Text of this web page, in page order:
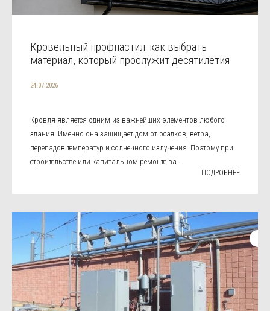
Кровельный профнастил: как выбрать
материал, который прослужит десятилетия
24.07.2026
Кровля является одним из важнейших элементов любого
здания. Именно она защищает дом от осадков, ветра,
перепадов температур и солнечного излучения. Поэтому при
строительстве или капитальном ремонте ва...
ПОДРОБНЕЕ